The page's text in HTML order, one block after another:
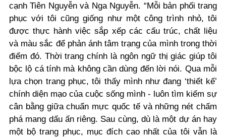
cạnh Tiên Nguyễn và Nga Nguyễn. “Mỗi bản phối trang
phục với tôi cũng giống như một công trình nhỏ, tôi
được thực hành việc sắp xếp các cấu trúc, chất liệu
và màu sắc để phản ánh tâm trạng của mình trong thời
điểm đó. Thời trang chính là ngôn ngữ thị giác giúp tôi
bộc lộ cá tính mà không cần dùng đến lời nói. Qua mỗi
lựa chọn trang phục, tôi thấy mình như đang ‘thiết kế’
chính diện mạo của cuộc sống mình - luôn tìm kiếm sự
cân bằng giữa chuẩn mực quốc tế và những nét chấm
phá mang dấu ấn riêng. Sau cùng, dù là một dự án hay
một bộ trang phục, mục đích cao nhất của tôi vẫn là